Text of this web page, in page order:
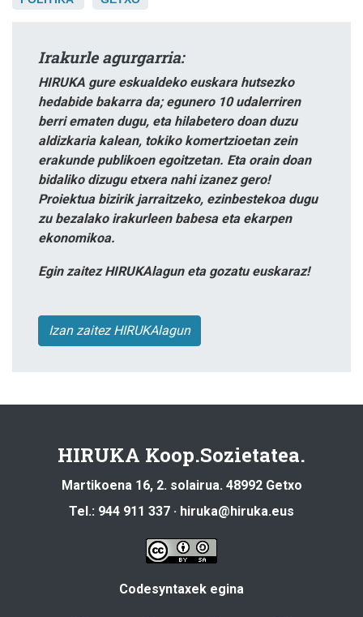
Irakurle agurgarria:
HIRUKA gure eskualdeko euskara hutsezko
hedabide bakarra da; egunero 10 udalerriren
berri ematen dugu, eta hilabetero doan duzu
aldizkaria kalean, tokiko komertzioetan zein
erakunde publikoen egoitzetan. Eta orain doan
bidaliko dizugu etxera nahi izanez gero!
Proiektua bizirik jarraitzeko, ezinbestekoa dugu
zu bezalako irakurleen babesa eta ekarpen
ekonomikoa.
Egin zaitez HIRUKAlagun eta gozatu euskaraz!
Izan zaitez HIRUKAlagun
HIRUKA Koop.Sozietatea.
Martikoena 16, 2. solairua. 48992 Getxo
Tel.: 944 911 337 · hiruka@hiruka.eus
Codesyntaxek egina